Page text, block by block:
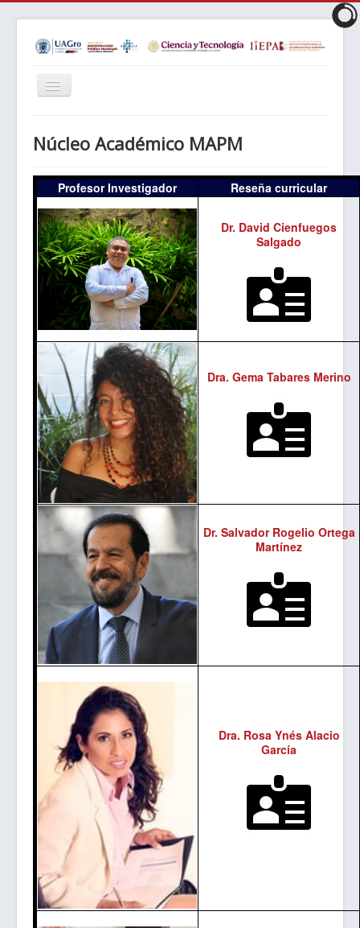
Cambiar
navegación
Objetivos
Perfil
Requisitos
Plan de Estudios
LIES
Matrícula
Núcleo Académico
Reglamentos
Sitios de Interes
Contacto
Núcleo Académico MAPM
Profesor Investigador Reseña curricular
Dr. David Cienfuegos
Salgado
Dra. Gema Tabares Merino
Dr. Salvador Rogelio Ortega
Martínez
Dra. Rosa Ynés Alacio
García